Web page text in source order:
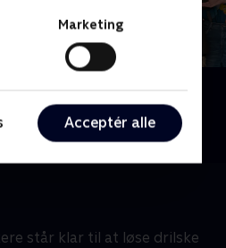
Marketing
Acceptér alle
shows • 21 sæsoner
står klar til at løse drilske